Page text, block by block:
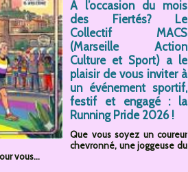
À l’occasion du mois
des Fiertés? Le
Collectif MACS
(Marseille Action
Culture et Sport) a le
plaisir de vous inviter à
un événement sportif,
festif et engagé : la
Running Pride 2026 !
Que vous soyez un coureur
chevronné, une joggeuse du
vous...